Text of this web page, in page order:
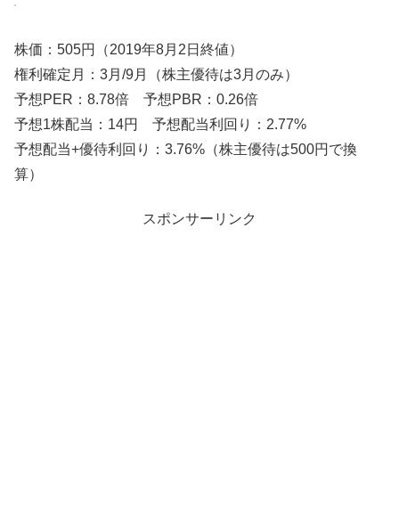
株価：505円（2019年8月2日終値）
権利確定月：3月/9月（株主優待は3月のみ）
予想PER：8.78倍 予想PBR：0.26倍
予想1株配当：14円 予想配当利回り：2.77%
予想配当+優待利回り：3.76%（株主優待は500円で換
算）
スポンサーリンク